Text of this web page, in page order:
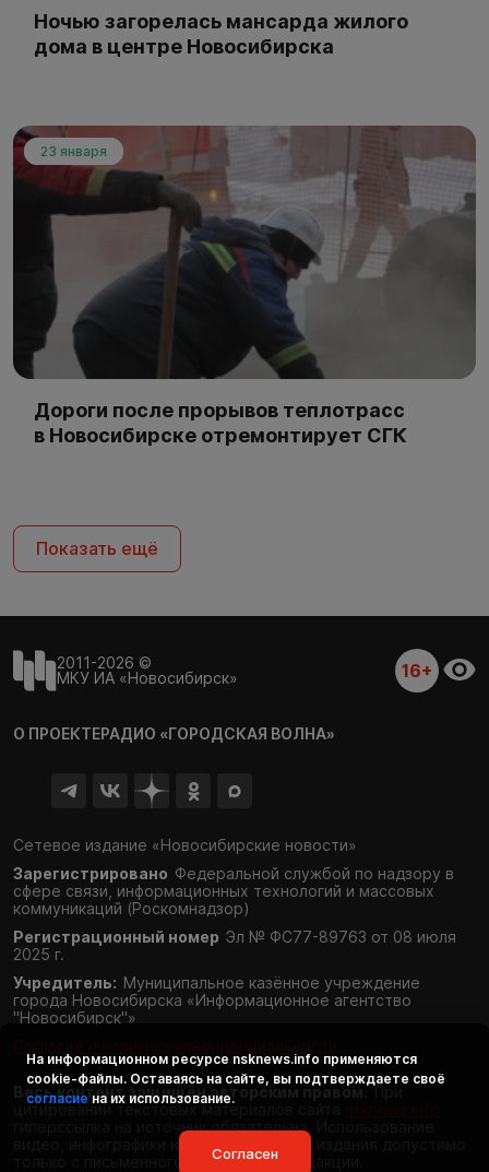
Ночью загорелась мансарда жилого
дома в центре Новосибирска
23 января
Дороги после прорывов теплотрасс
в Новосибирске отремонтирует СГК
Показать ещё
2011-2026 ©
МКУ ИА «Новосибирск»
16+
О ПРОЕКТЕРАДИО «ГОРОДСКАЯ ВОЛНА»
Сетевое издание «Новосибирские новости»
Зарегистрировано Федеральной службой по надзору в
сфере связи, информационных технологий и массовых
коммуникаций (Роскомнадзор)
Регистрационный номер Эл № ФС77-89763 от 08 июля
2025 г.
Учредитель: Муниципальное казённое учреждение
города Новосибирска «Информационное агентство
"Новосибирск"»
Весь контент защищён авторским правом. При
цитировании текстовых материалов сайта
гиперссылка на источник обязательна. Использование
видео, инфографики и фотоматериалов издания допустимо
только с письменного разрешения редакции.
На информационном ресурсе nsknews.info применяются
cookie-файлы. Оставаясь на сайте, вы подтверждаете своё
согласие на их использование.
Согласен